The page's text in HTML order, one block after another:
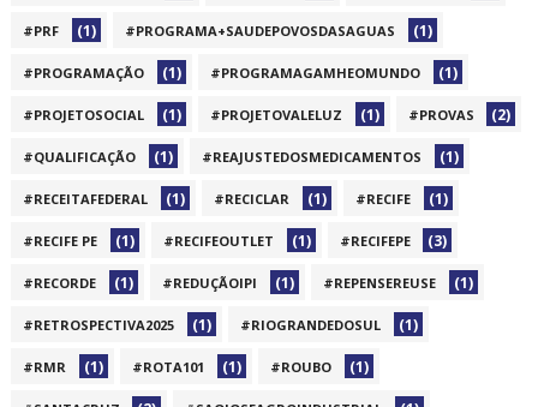
#PRF (1) #PROGRAMA+SAUDEPOVOSDASAGUAS (1)
#PROGRAMAÇÃO (1) #PROGRAMAGAMHEOMUNDO (1)
#PROJETOSOCIAL (1) #PROJETOVALELUZ (1) #PROVAS (2)
#QUALIFICAÇÃO (1) #REAJUSTEDOSMEDICAMENTOS (1)
#RECEITAFEDERAL (1) #RECICLAR (1) #RECIFE (1)
#RECIFE PE (1) #RECIFEOUTLET (1) #RECIFEPE (3)
#RECORDE (1) #REDUÇÃOIPI (1) #REPENSEREUSE (1)
#RETROSPECTIVA2025 (1) #RIOGRANDEDOSUL (1)
#RMR (1) #ROTA101 (1) #ROUBO (1)